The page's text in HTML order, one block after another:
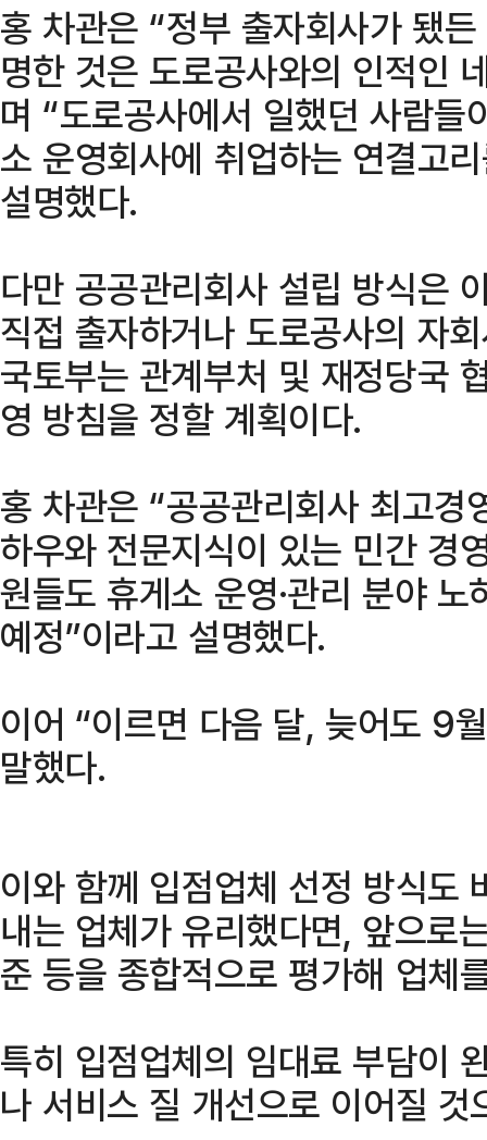
홍 차관은 “정부 출자회사가 됐
명한 것은 도로공사와의 인적인
며 “도로공사에서 일했던 사람
소 운영회사에 취업하는 연결고
설명했다.
다만 공공관리회사 설립 방식은
직접 출자하거나 도로공사의 자
국토부는 관계부처 및 재정당국
영 방침을 정할 계획이다.
홍 차관은 “공공관리회사 최고
하우와 전문지식이 있는 민간 경
원들도 휴게소 운영·관리 분야
예정”이라고 설명했다.
이어 “이르면 다음 달, 늦어도 9
말했다.
이와 함께 입점업체 선정 방식도
내는 업체가 유리했다면, 앞으로
준 등을 종합적으로 평가해 업체
특히 입점업체의 임대료 부담이
나 서비스 질 개선으로 이어질 것